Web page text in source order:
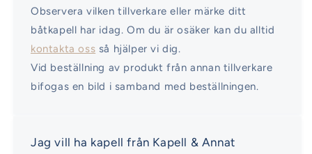
Observera vilken tillverkare eller märke ditt
båtkapell har idag. Om du är osäker kan du alltid
kontakta oss så hjälper vi dig.
Vid beställning av produkt från annan tillverkare
bifogas en bild i samband med beställningen.
Jag vill ha kapell från Kapell & Annat